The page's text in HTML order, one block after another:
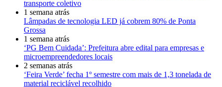
transporte coletivo
1 semana atrás
Lâmpadas de tecnologia LED já cobrem 80% de Ponta
Grossa
1 semana atrás
‘PG Bem Cuidada’: Prefeitura abre edital para empresas e
microempreendedores locais
2 semanas atrás
‘Feira Verde’ fecha 1º semestre com mais de 1,3 tonelada de
material reciclável recolhido